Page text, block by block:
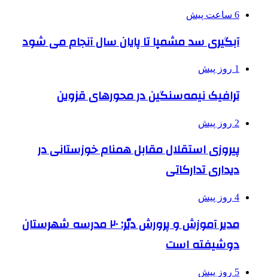
6 ساعت پیش
آبگیری سد مشمپا تا پایان سال آنجام می شود
1 روز پیش
ترافیک نیمه‌سنگین در محورهای قزوین
2 روز پیش
پیروزی استقلال مقابل همنام خوزستانی در
دیداری تدارکاتی
4 روز پیش
مدیر آموزش و پرورش دیّر: ۲۰ مدرسه شهرستان
دوشیفته است
5 روز پیش